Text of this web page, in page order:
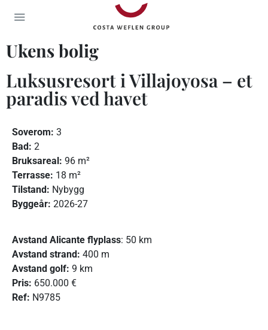
Ukens bolig
Luksusresort i Villajoyosa – et
paradis ved havet
Soverom: 3
Bad: 2
Bruksareal: 96 m²
Terrasse: 18 m²
Tilstand: Nybygg
Byggeår: 2026-27
Avstand Alicante flyplass: 50 km
Avstand strand: 400 m
Avstand golf: 9 km
Pris: 650.000 €
Ref: N9785